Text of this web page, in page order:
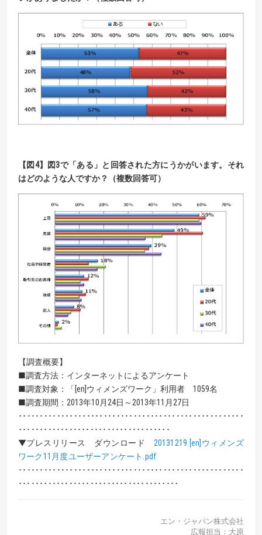
【図4】図3で「ある」と回答された方にうかがいます。それ
はどのような人ですか？（複数回答可）
【調査概要】
■調査方法：インターネットによるアンケート
■調査対象：「[en]ウィメンズワーク」利用者 1059名
■調査期間：2013年10月24日～2013年11月27日
･････････････････････････････････････････････････････
････････････････････････････････････
▼プレスリリース ダウンロード 20131219 [en]ウィメンズ
ワーク11月度ユーザーアンケート.pdf
･････････････････････････････････････････････････････
･･････････････････････････････････････
エン・ジャパン株式会社
広報担当：大原